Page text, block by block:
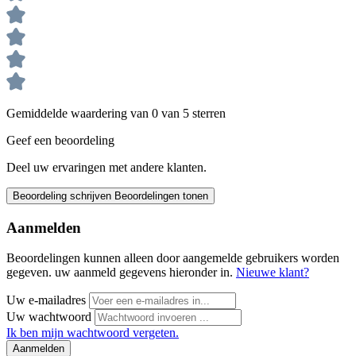
Gemiddelde waardering van 0 van 5 sterren
Geef een beoordeling
Deel uw ervaringen met andere klanten.
Beoordeling schrijven Beoordelingen tonen
Aanmelden
Beoordelingen kunnen alleen door aangemelde gebruikers worden
gegeven. uw aanmeld gegevens hieronder in. Nieuwe klant?
Uw e-mailadres
Uw wachtwoord
Ik ben mijn wachtwoord vergeten.
Aanmelden